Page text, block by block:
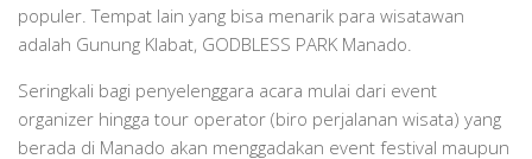
populer. Tempat lain yang bisa menarik para wisatawan
adalah Gunung Klabat, GODBLESS PARK Manado.
Seringkali bagi penyelenggara acara mulai dari event
organizer hingga tour operator (biro perjalanan wisata) yang
berada di Manado akan menggadakan event festival maupun